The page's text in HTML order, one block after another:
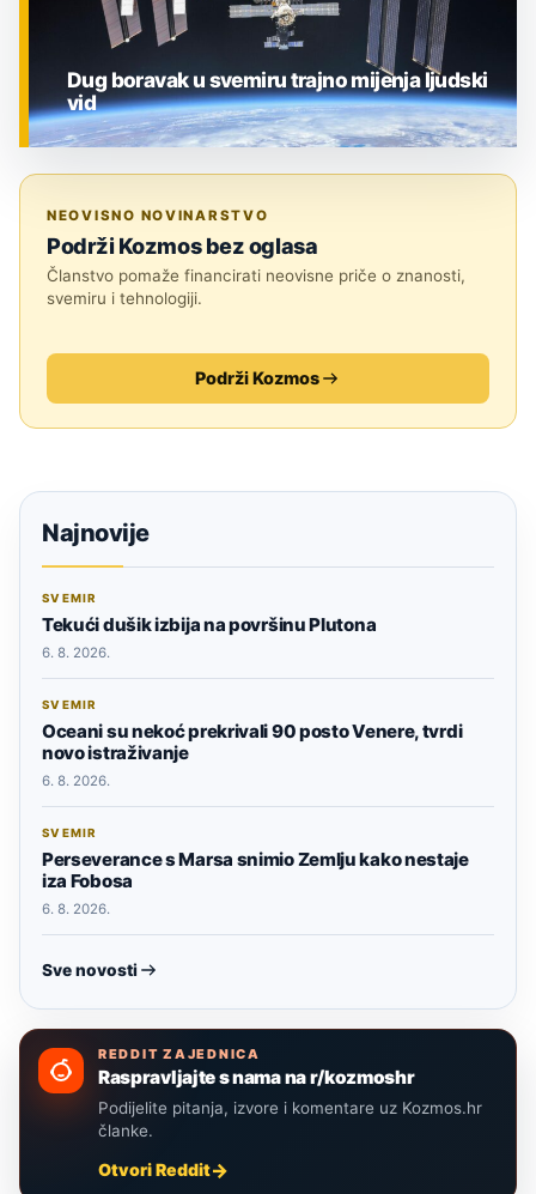
Dug boravak u svemiru trajno mijenja ljudski
vid
NEOVISNO NOVINARSTVO
Podrži Kozmos bez oglasa
Članstvo pomaže financirati neovisne priče o znanosti,
svemiru i tehnologiji.
Podrži Kozmos
Najnovije
SVEMIR
Tekući dušik izbija na površinu Plutona
6. 8. 2026.
SVEMIR
Oceani su nekoć prekrivali 90 posto Venere, tvrdi
novo istraživanje
6. 8. 2026.
SVEMIR
Perseverance s Marsa snimio Zemlju kako nestaje
iza Fobosa
6. 8. 2026.
Sve novosti
REDDIT ZAJEDNICA
Raspravljajte s nama na r/kozmoshr
Podijelite pitanja, izvore i komentare uz Kozmos.hr
članke.
Otvori Reddit